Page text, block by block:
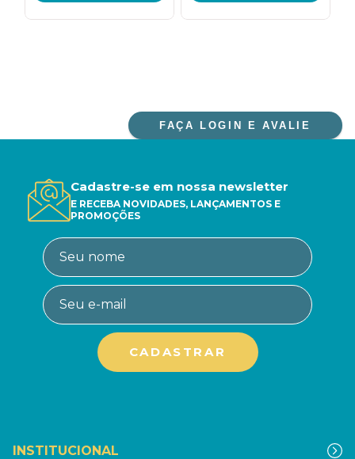
FAÇA LOGIN E AVALIE
Cadastre-se em nossa newsletter
E RECEBA NOVIDADES, LANÇAMENTOS E
PROMOÇÕES
INSTITUCIONAL